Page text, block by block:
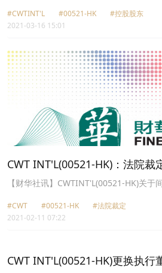
高级人民法院裁定重整。
#CWTINT'L #00521-HK
#控股股东
2021-03-16 15:01
CWT INT'L(00521-HK)：法院裁
重整
【财华社讯】CWTINT'L(00521-HK)关于
航集团、海航实业分別收到海南省高级人
定受理海南银行股份有限公司、长安银行
#CWT #00521-HK
#法院裁定
2021-02-11 07:22
CWT INT'L(00521-HK)更换执行